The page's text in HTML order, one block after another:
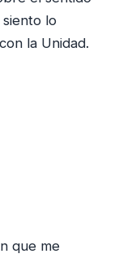
lo
la Unidad.
que me